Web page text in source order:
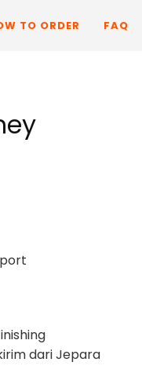
TO ORDER FAQ
dari Jepara